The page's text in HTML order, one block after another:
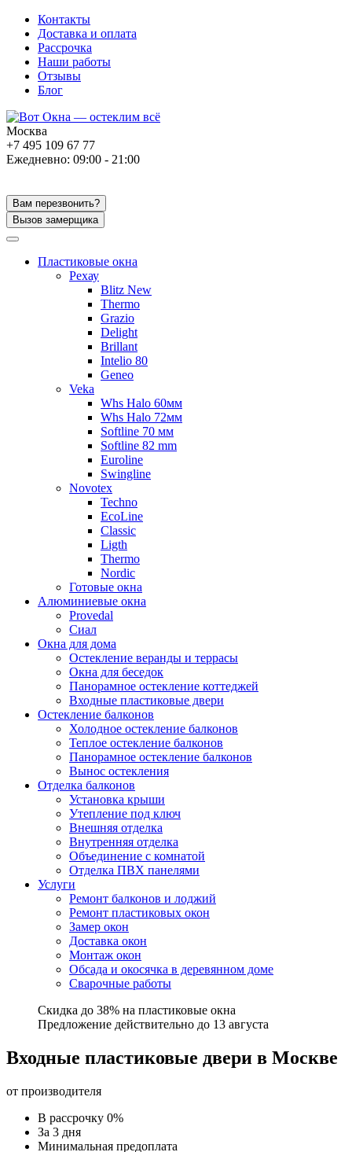
Контакты
Доставка и оплата
Рассрочка
Наши работы
Отзывы
Блог
Москва
+7 495 109 67 77
Ежедневно: 09:00 - 21:00
Вам перезвонить?
Вызов замерщика
Пластиковые окна
Рехау
Blitz New
Thermo
Grazio
Delight
Brillant
Intelio 80
Geneo
Veka
Whs Halo 60мм
Whs Halo 72мм
Softline 70 мм
Softline 82 mm
Euroline
Swingline
Novotex
Techno
EcoLine
Classic
Ligth
Thermo
Nordic
Готовые окна
Алюминиевые окна
Provedal
Сиал
Окна для дома
Остекление веранды и террасы
Окна для беседок
Панорамное остекление коттеджей
Входные пластиковые двери
Остекление балконов
Холодное остекление балконов
Теплое остекление балконов
Панорамное остекление балконов
Вынос остекления
Отделка балконов
Установка крыши
Утепление под ключ
Внешняя отделка
Внутренняя отделка
Объединение с комнатой
Отделка ПВХ панелями
Услуги
Ремонт балконов и лоджий
Ремонт пластиковых окон
Замер окон
Доставка окон
Монтаж окон
Обсада и окосячка в деревянном доме
Сварочные работы
Cкидка до 38% на пластиковые окна
Предложение действительно до 13 августа
Входные пластиковые двери в Москве
от производителя
В рассрочку 0%
За 3 дня
Минимальная предоплата